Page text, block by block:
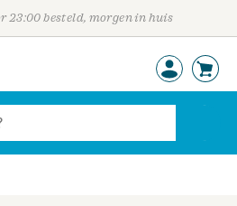
23:00 besteld, morgen in huis